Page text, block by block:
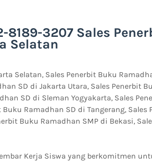
8189-3207 Sales
Selatan
Selatan, Sales Penerbit Buku
SD di Jakarta Utara, Sales Penerbit
SD di Sleman Yogyakarta, Sales
Ramadhan SD di Tangerang, Sales
Buku Ramadhan SMP di Bekasi,
Kerja Siswa yang berkomitmen